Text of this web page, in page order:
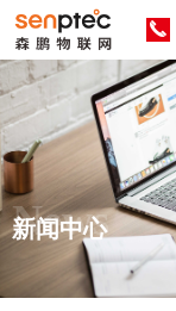
끅
News
新闻中心